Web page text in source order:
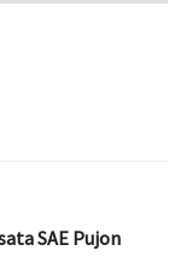
SAE Pujon